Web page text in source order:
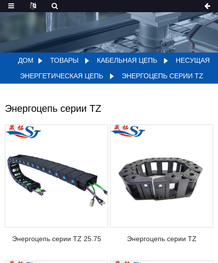
ДОМ ТОВАРЫ КАБЕЛЬНАЯ ЦЕПЬ
НЕСУЩАЯ
ЭНЕРГЕТИЧЕСКАЯ ЦЕПЬ
ЭНЕРГОЦЕПЬ СЕРИИ TZ
Энергоцепь серии TZ
Энергоцепь серии TZ 25.75 Энергоцепь серии TZ